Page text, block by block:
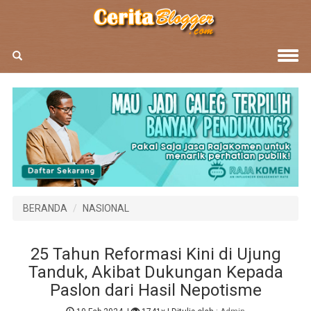
BERANDA NASIONAL
25 Tahun Reformasi Kini di Ujung
Tanduk, Akibat Dukungan Kepada
Paslon dari Hasil Nepotisme